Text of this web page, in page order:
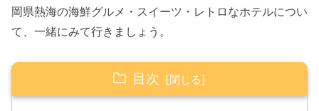
岡県熱海の海鮮グルメ・スイーツ・レトロなホテルについ
て、一緒にみて行きましょう。
目次